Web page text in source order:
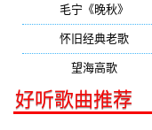
毛宁《晚秋》
怀旧经典老歌
望海高歌
好听歌曲推荐